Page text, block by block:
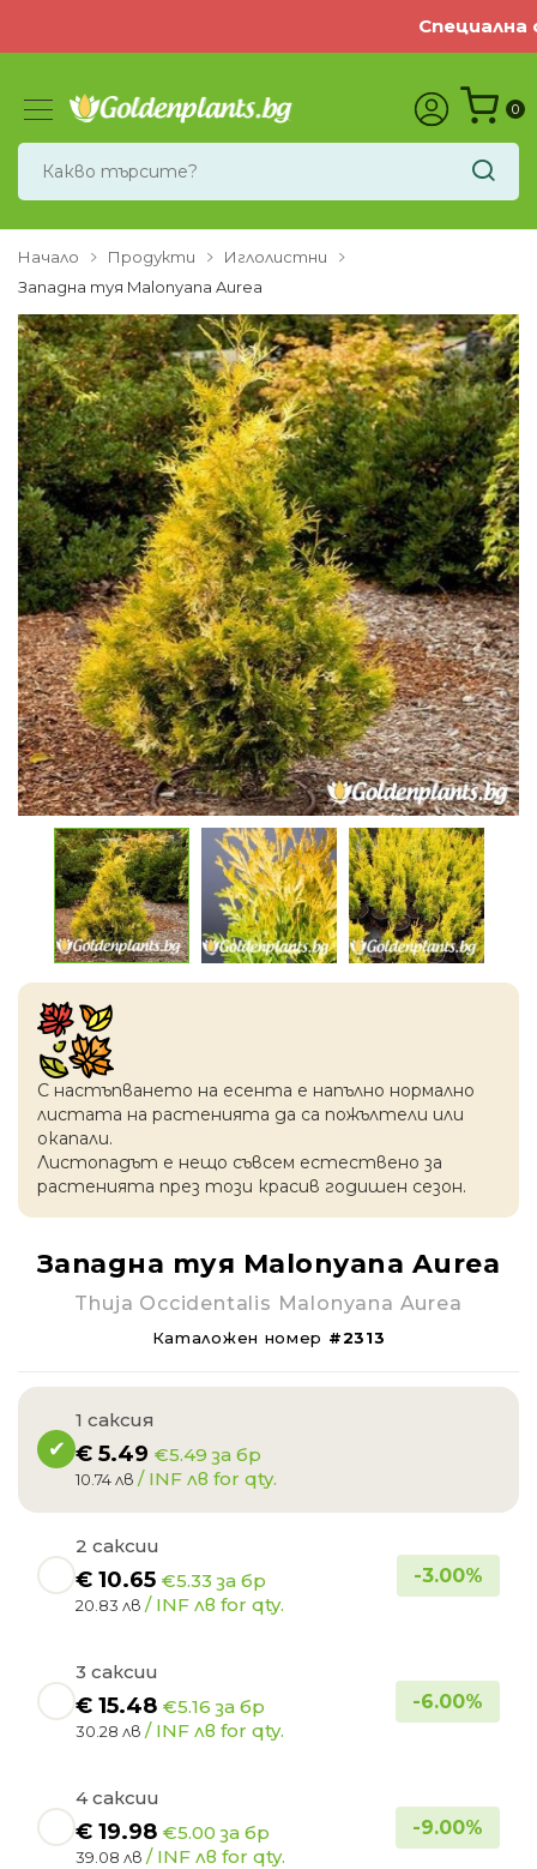
Специална
0
Начало Продукти
Иглолистни
Западна туя Malonyana Aurea
С настъпването на есентa е напълно нормално
листата на растенията да са пожълтели или
окапaли.
Листопадът е нещо съвсем естествено за
растенията през този красив годишен сезон.
Западна туя Malonyana Aurea
Thuja Occidentalis Malonyana Aurea
Каталожен номер #2313
1 саксия
€ 5.49 €5.49 за бр
10.74 лв / INF лв for qty.
2 саксии
€ 10.65 €5.33 за бр
20.83 лв / INF лв for qty.
-3.00%
3 саксии
€ 15.48 €5.16 за бр
30.28 лв / INF лв for qty.
-6.00%
4 саксии
€ 19.98 €5.00 за бр
39.08 лв / INF лв for qty.
-9.00%